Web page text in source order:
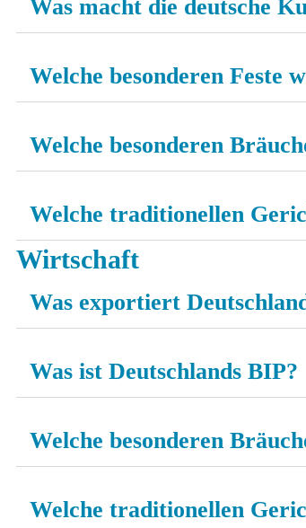
Was macht die deutsche
Welche besonderen Feste
Welche besonderen
Welche traditionellen
Wirtschaft
Was exportiert
Was ist Deutschlands BIP?
Welche besonderen
Welche traditionellen